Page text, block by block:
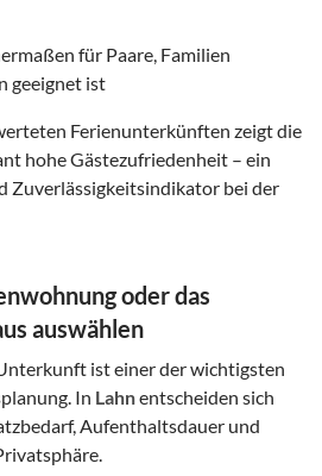
für Paare, Familien
geeignet ist
Ferienunterkünften zeigt die
hohe Gästezufriedenheit – ein
Zuverlässigkeitsindikator bei der
oder das
auswählen
ist einer der wichtigsten
In Lahnentscheiden sich
Aufenthaltsdauer und